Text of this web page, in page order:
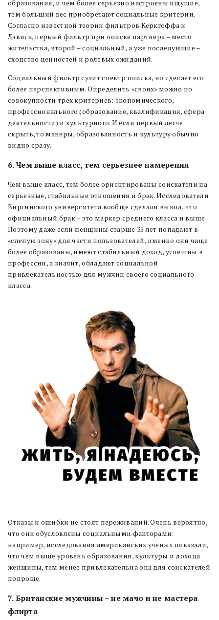
образования, и чем более серьезно настроены ищущие,
тем больший вес приобретают социальные критерии.
Согласно известной теории фильтров Керкгоффа и
Дэвиса, первый фильтр при поиске партнера – место
жительства, второй – социальный, а уже последующие –
сходство ценностей и ролевых ожиданий.
Социальный фильтр сузит спектр поиска, но сделает его
более перспективным. Определить «своих» можно по
совокупности трех критериев: экономического,
профессионального (образование, квалификация, сфера
деятельности) и культурного. И если первый легче
скрыть, то манеры, образованность и культуру обычно
видно сразу.
6. Чем выше класс, тем серьезнее намерения
Чем выше класс, тем более ориентированы соискатели на
серьезные, стабильные отношения и брак. Исследователи
Виргинского университета вообще сделали вывод, что
официальный брак – это маркер среднего класса и выше.
Поэтому даже если женщины старше 35 лет попадают в
«слепую зону» для части пользователей, именно они чаще
более образованы, имеют стабильный доход, успешны в
профессии, а значит,обладают социальной
привлекательностью для мужчин своего социального
класса.
Отказы и ошибки не стоят переживаний.Очень вероятно,
что они обусловленысоциальными факторами:
например, исследования американских ученых показали,
что чем выше уровень образования, культуры и дохода
женщины, тем менее привлекательна она для соискателей
попроще.
7. Британские мужчины – не мачо и не мастера
флирта